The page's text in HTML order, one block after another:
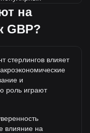
0.003517
GBP в истории?
превысит ли
максимум.
Эфира (ETH) вырос
курс Эфира
на
GBP?
стерлингов влияет
и
роль играют
влияние на